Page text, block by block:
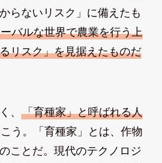
らないリスク」に備えたも
バルな世界で農業を行う上
リスク」を見据えたものだ
、 「育種家」と呼ばれる人
う。「育種家」とは、作物
ことだ。現代のテクノロジ